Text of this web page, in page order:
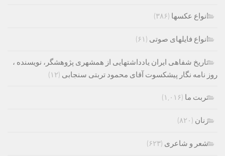
انواع عکسها (۳۸۶)
انواع فایلهای صوتی (۶۱)
تاریخ شفاهی ایران یادداشتهایی از همشهری پژوهشگر، نویسنده ،
روز نامه نگار پیشکسوت آقای محمود تربتی سنجابی (۱۲)
تربت ما (۱,۰۱۶)
زنان (۸۲۰)
شعر و شاعری (۶۲۳)